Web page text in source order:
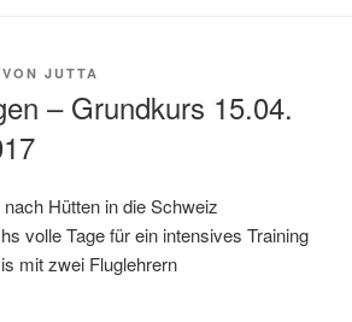
VON JUTTA
– Grundkurs 15.04.
Hütten in die Schweiz
volle Tage für ein intensives Training
mit zwei Fluglehrern